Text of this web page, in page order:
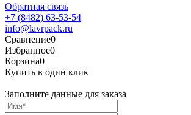
Обратная связь
+7 (8482) 63-53-54
info@lavrpack.ru
Сравнение0
Избранное0
Корзина0
Купить в один клик
Заполните данные для заказа